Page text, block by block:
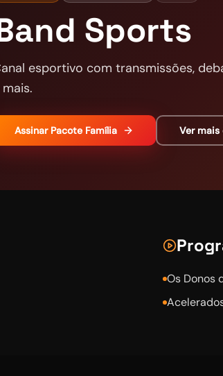
Sports
esportivo com transmissões,
mais.
Assinar Pacote Família Ver mais
Os Donos